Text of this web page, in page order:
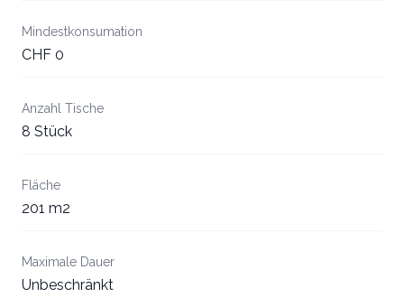
Mindestkonsumation
CHF 0
Anzahl Tische
8 Stück
Fläche
201 m2
Maximale Dauer
Unbeschränkt